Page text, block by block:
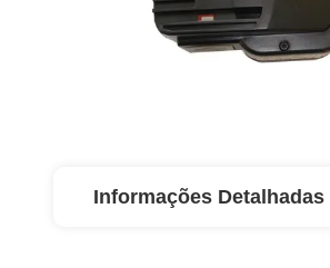
Informações Detalhadas